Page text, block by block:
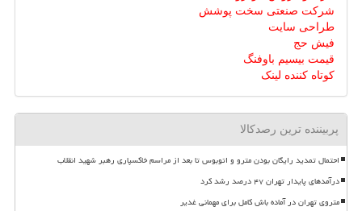
شرکت صنعتی سخت پوشش
طراحی سایت
فیش حج
قیمت بیسیم باوفنگ
کوتاه کننده لینک
پربیننده ترین رصدکالا
احتمال تمدید رایگان بودن مترو و اتوبوس تا بعد از مراسم خاکسپاری رهبر شهید انقلاب
درآمدهای پایدار تهران ۴۷ درصد رشد کرد
متروی تهران در آماده باش کامل برای مهمانی غدیر